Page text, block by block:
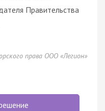
Правительства
права ООО «Легион»